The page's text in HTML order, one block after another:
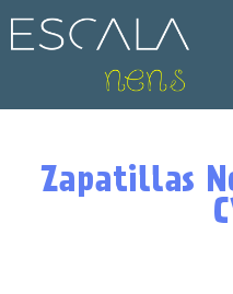
Zapatillas